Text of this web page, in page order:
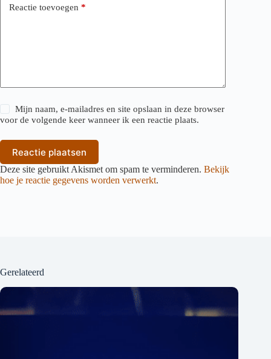
Reactie toevoegen *
Mijn naam, e-mailadres en site opslaan in deze browser
voor de volgende keer wanneer ik een reactie plaats.
Reactie plaatsen
Deze site gebruikt Akismet om spam te verminderen. Bekijk
hoe je reactie gegevens worden verwerkt.
Gerelateerd